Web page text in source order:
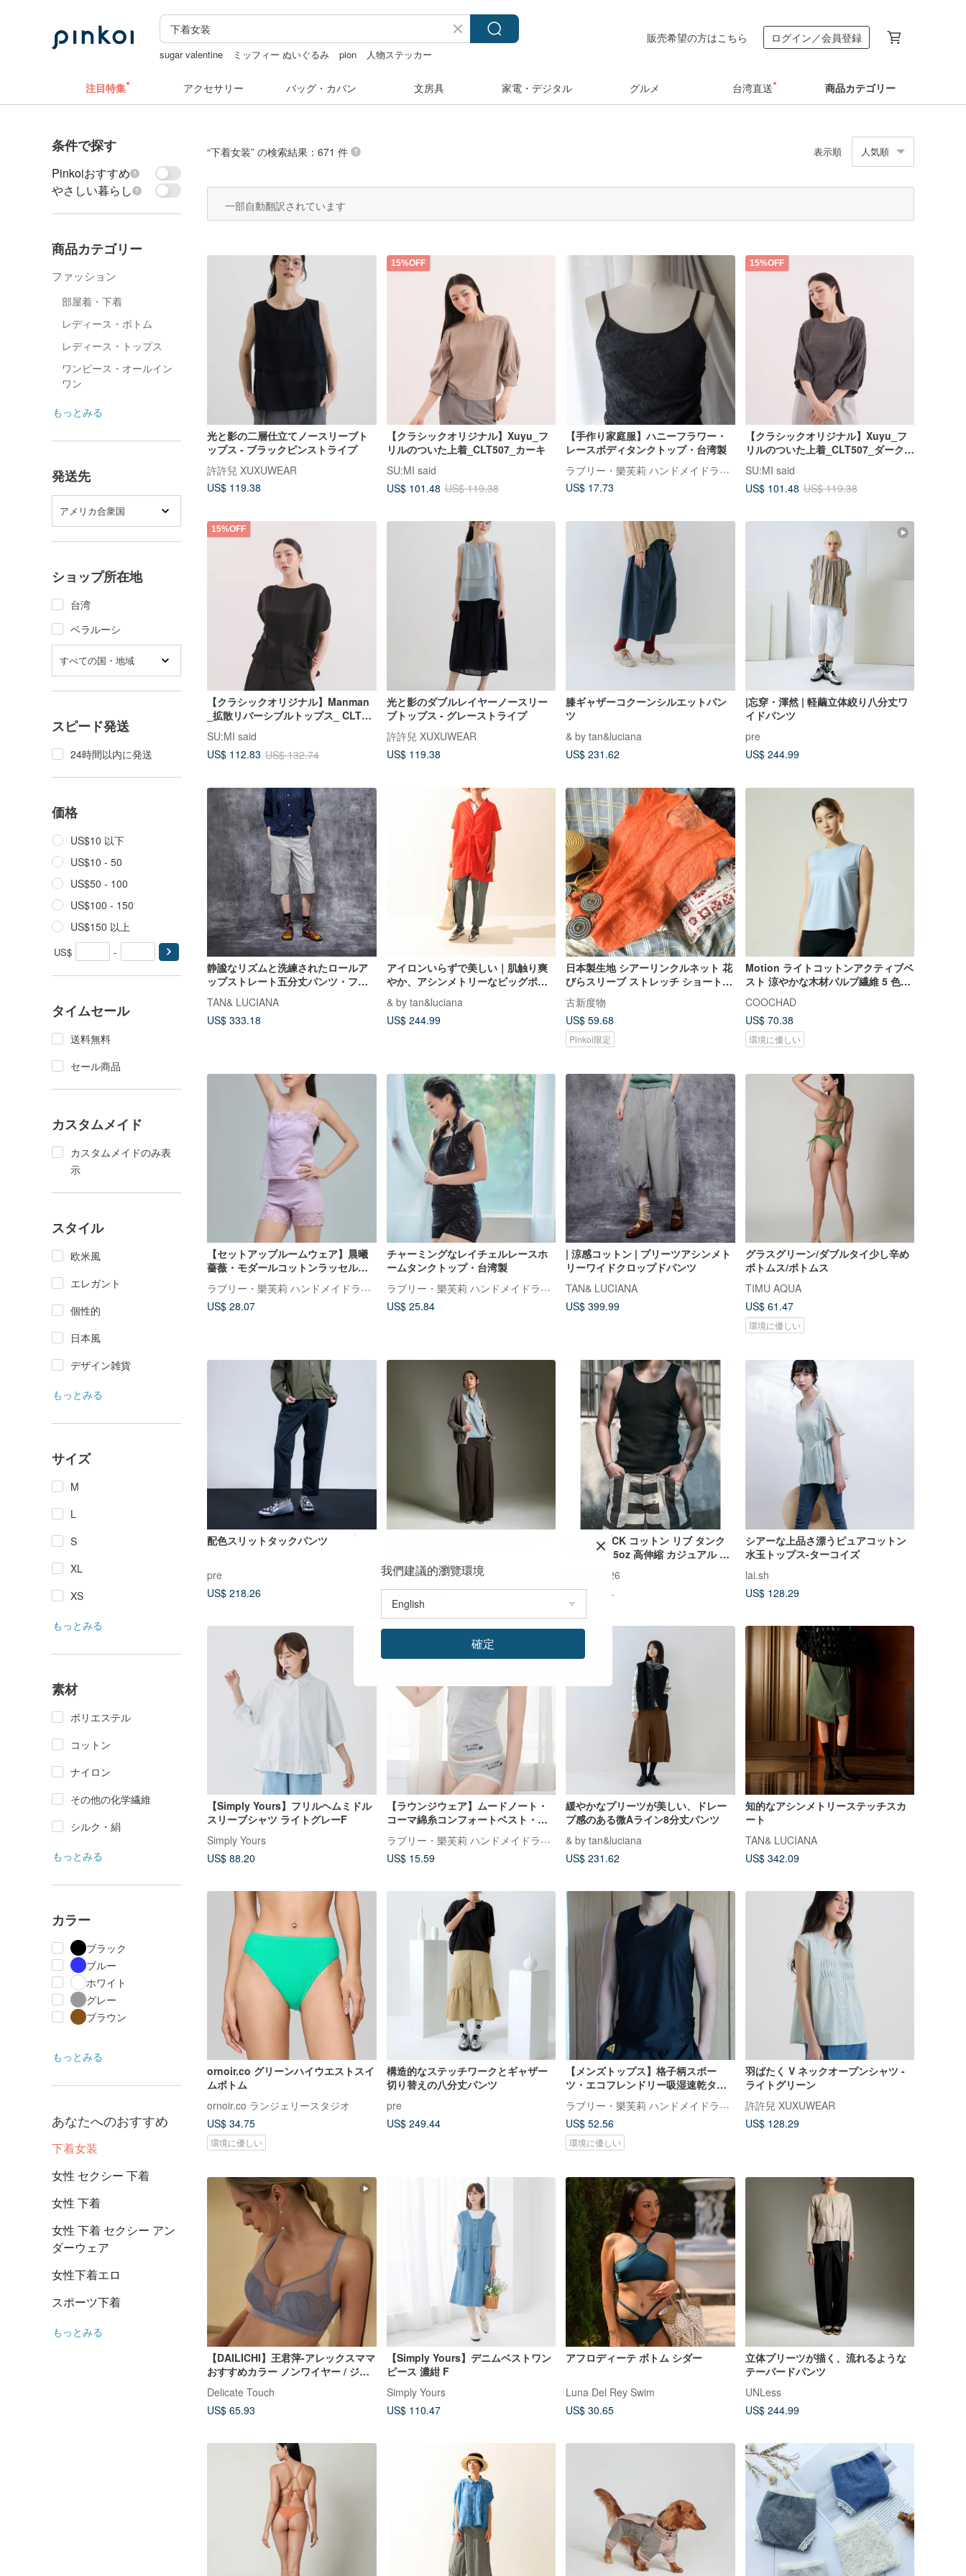
sugar valentine ミッフィー ぬいぐるみ pion
人物ステッカー
販売希望の方はこちら ログイン／会員登録
注目特集 アクセサリー バッグ・カバン 文房具 家電・デジタル グルメ 台湾直送 商品カテゴリー
条件で探す
Pinkoiおすすめ
やさしい暮らし
商品カテゴリー
ファッション
部屋着・下着
レディース・ボトム
レディース・トップス
ワンピース・オールイン
ワン
もっとみる
発送先
アメリカ合衆国
ショップ所在地
台湾
ベラルーシ
すべての国・地域
スピード発送
24時間以内に発送
価格
US$10 以下
US$10 - 50
US$50 - 100
US$100 - 150
US$150 以上
US$ -
タイムセール
送料無料
セール商品
カスタムメイド
カスタムメイドのみ表
示
スタイル
欧米風
エレガント
個性的
日本風
デザイン雑貨
もっとみる
サイズ
M
L
S
XL
XS
もっとみる
素材
ポリエステル
コットン
ナイロン
その他の化学繊維
シルク・絹
もっとみる
カラー
ブラック
ブルー
ホワイト
グレー
ブラウン
もっとみる
あなたへのおすすめ
下着女装
女性 セクシー 下着
女性 下着
女性 下着 セクシー アン
ダーウェア
女性下着エロ
スポーツ下着
もっとみる
“下着女装” の検索結果：671 件 表示順 人気順
一部自動翻訳されています
光と影の二層仕立てノースリーブト
ップス - ブラックピンストライプ
許許兒 XUXUWEAR
US$ 119.38
15%OFF
【クラシックオリジナル】Xuyu_フ
リルのついた上着_CLT507_カーキ
SU:MI said
US$ 101.48 US$ 119.38
【手作り家庭服】ハニーフラワー・
レースボディタンクトップ・台湾製
ラブリー・樂芙莉 ハンドメイドランジェリー
US$ 17.73
15%OFF
【クラシックオリジナル】Xuyu_フ
リルのついた上着_CLT507_ダークグ
SU:MI said
US$ 101.48 US$ 119.38
15%OFF
【クラシックオリジナル】Manman
_拡散リバーシブルトップス_ CLT
SU:MI said
US$ 112.83 US$ 132.74
光と影のダブルレイヤーノースリー
ブトップス - グレーストライプ
許許兒 XUXUWEAR
US$ 119.38
膝ギャザーコクーンシルエットパン
ツ
& by tan&luciana
US$ 231.62
|忘穿・渾然 | 軽繭立体絞り八分丈ワ
イドパンツ
pre
US$ 244.99
静謐なリズムと洗練されたロールア
ップストレート五分丈パンツ・フォ
グライトマイクロストレッチコット
ン
TAN& LUCIANA
US$ 333.18
アイロンいらずで美しい｜肌触り爽
やか、アシンメトリーなビッグポケ
ットドローストリングパンツ
& by tan&luciana
US$ 244.99
日本製生地 シアーリンクルネット 花
びらスリーブ ストレッチ ショートス
リーブ レディーストップス
古新度物
US$ 59.68
Pinkoi限定
Motion ライトコットンアクティブベ
スト 涼やかな木材パルプ繊維 5 色展
開 台湾製
COOCHAD
US$ 70.38
環境に優しい
【セットアップルームウェア】晨曦
薔薇・モダールコットンラッセルレ
ース快適キャミソール・台湾製
ラブリー・樂芙莉 ハンドメイドランジェリー
US$ 28.07
チャーミングなレイチェルレースホ
ームタンクトップ・台湾製
ラブリー・樂芙莉 ハンドメイドランジェリー
US$ 25.84
| 涼感コットン | プリーツアシンメト
リーワイドクロップドパンツ
TAN& LUCIANA
US$ 399.99
グラスグリーン/ダブルタイ少し辛め
ボトムス/ボトムス
TIMU AQUA
US$ 61.47
環境に優しい
配色スリットタックパンツ
pre
US$ 218.26
UNLess
US$ 240.53
NON STOCK コットン リブ タンク
トップ 10.5oz 高伸縮 カジュアル イ
suncity2026
US$ 30.74
シアーな上品さ漂うピュアコットン
水玉トップス-ターコイズ
lai.sh
US$ 128.29
【Simply Yours】フリルヘムミドル
スリーブシャツ ライトグレーF
Simply Yours
US$ 88.20
【ラウンジウェア】ムードノート・
コーマ綿糸コンフォートベスト・台
湾製
ラブリー・樂芙莉 ハンドメイドランジェリー
US$ 15.59
緩やかなプリーツが美しい、ドレー
プ感のある微Aライン8分丈パンツ
& by tan&luciana
US$ 231.62
知的なアシンメトリーステッチスカ
ート
TAN& LUCIANA
US$ 342.09
ornoir.co グリーンハイウエストスイ
ムボトム
ornoir.co ランジェリースタジオ
US$ 34.75
環境に優しい
構造的なステッチワークとギャザー
切り替えの八分丈パンツ
pre
US$ 249.44
【メンズトップス】格子柄スポー
ツ・エコフレンドリー吸湿速乾タン
クトップ・台湾製
ラブリー・樂芙莉 ハンドメイドランジェリー
US$ 52.56
環境に優しい
羽ばたく V ネックオープンシャツ -
ライトグリーン
許許兒 XUXUWEAR
US$ 128.29
【DAILICHI】王君萍-アレックスママ
おすすめカラー ノンワイヤー / ジャ
ーカップブラ-グレー
Delicate Touch
US$ 65.93
【Simply Yours】デニムベストワン
ピース 濃紺 F
Simply Yours
US$ 110.47
アフロディーテ ボトム シダー
Luna Del Rey Swim
US$ 30.65
立体プリーツが描く、流れるような
テーパードパンツ
UNLess
US$ 244.99
我們建議的瀏覽環境
確定